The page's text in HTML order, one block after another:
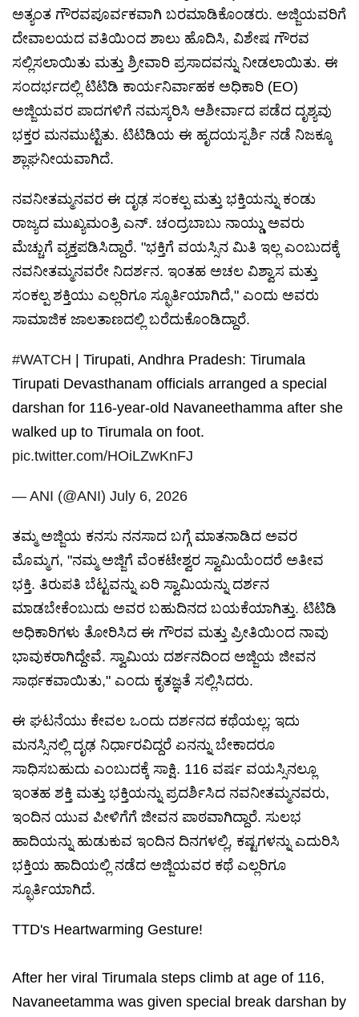
ಅತ್ಯಂತ ಗೌರವಪೂರ್ವಕವಾಗಿ ಬರಮಾಡಿಕೊಂಡರು. ಅಜ್ಜಿಯವರಿಗೆ
ದೇವಾಲಯದ ವತಿಯಿಂದ ಶಾಲು ಹೊದಿಸಿ, ವಿಶೇಷ ಗೌರವ
ಸಲ್ಲಿಸಲಾಯಿತು ಮತ್ತು ಶ್ರೀವಾರಿ ಪ್ರಸಾದವನ್ನು ನೀಡಲಾಯಿತು. ಈ
ಸಂದರ್ಭದಲ್ಲಿ ಟಿಟಿಡಿ ಕಾರ್ಯನಿರ್ವಾಹಕ ಅಧಿಕಾರಿ (EO)
ಅಜ್ಜಿಯವರ ಪಾದಗಳಿಗೆ ನಮಸ್ಕರಿಸಿ ಆಶೀರ್ವಾದ ಪಡೆದ ದೃಶ್ಯವು
ಭಕ್ತರ ಮನಮುಟ್ಟಿತು. ಟಿಟಿಡಿಯ ಈ ಹೃದಯಸ್ಪರ್ಶಿ ನಡೆ ನಿಜಕ್ಕೂ
ಶ್ಲಾಘನೀಯವಾಗಿದೆ.
ನವನೀತಮ್ಮನವರ ಈ ದೃಢ ಸಂಕಲ್ಪ ಮತ್ತು ಭಕ್ತಿಯನ್ನು ಕಂಡು
ರಾಜ್ಯದ ಮುಖ್ಯಮಂತ್ರಿ ಎನ್. ಚಂದ್ರಬಾಬು ನಾಯ್ಡು ಅವರು
ಮೆಚ್ಚುಗೆ ವ್ಯಕ್ತಪಡಿಸಿದ್ದಾರೆ. "ಭಕ್ತಿಗೆ ವಯಸ್ಸಿನ ಮಿತಿ ಇಲ್ಲ ಎಂಬುದಕ್ಕೆ
ನವನೀತಮ್ಮನವರೇ ನಿದರ್ಶನ. ಇಂತಹ ಅಚಲ ವಿಶ್ವಾಸ ಮತ್ತು
ಸಂಕಲ್ಪ ಶಕ್ತಿಯು ಎಲ್ಲರಿಗೂ ಸ್ಫೂರ್ತಿಯಾಗಿದೆ," ಎಂದು ಅವರು
ಸಾಮಾಜಿಕ ಜಾಲತಾಣದಲ್ಲಿ ಬರೆದುಕೊಂಡಿದ್ದಾರೆ.
#WATCH | Tirupati, Andhra Pradesh: Tirumala
Tirupati Devasthanam officials arranged a special
darshan for 116-year-old Navaneethamma after she
walked up to Tirumala on foot.
pic.twitter.com/HOiLZwKnFJ
— ANI (@ANI) July 6, 2026
ತಮ್ಮ ಅಜ್ಜಿಯ ಕನಸು ನನಸಾದ ಬಗ್ಗೆ ಮಾತನಾಡಿದ ಅವರ
ಮೊಮ್ಮಗ, "ನಮ್ಮ ಅಜ್ಜಿಗೆ ವೆಂಕಟೇಶ್ವರ ಸ್ವಾಮಿಯೆಂದರೆ ಅತೀವ
ಭಕ್ತಿ. ತಿರುಪತಿ ಬೆಟ್ಟವನ್ನು ಏರಿ ಸ್ವಾಮಿಯನ್ನು ದರ್ಶನ
ಮಾಡಬೇಕೆಂಬುದು ಅವರ ಬಹುದಿನದ ಬಯಕೆಯಾಗಿತ್ತು. ಟಿಟಿಡಿ
ಅಧಿಕಾರಿಗಳು ತೋರಿಸಿದ ಈ ಗೌರವ ಮತ್ತು ಪ್ರೀತಿಯಿಂದ ನಾವು
ಭಾವುಕರಾಗಿದ್ದೇವೆ. ಸ್ವಾಮಿಯ ದರ್ಶನದಿಂದ ಅಜ್ಜಿಯ ಜೀವನ
ಸಾರ್ಥಕವಾಯಿತು," ಎಂದು ಕೃತಜ್ಞತೆ ಸಲ್ಲಿಸಿದರು.
ಈ ಘಟನೆಯು ಕೇವಲ ಒಂದು ದರ್ಶನದ ಕಥೆಯಲ್ಲ; ಇದು
ಮನಸ್ಸಿನಲ್ಲಿ ದೃಢ ನಿರ್ಧಾರವಿದ್ದರೆ ಏನನ್ನು ಬೇಕಾದರೂ
ಸಾಧಿಸಬಹುದು ಎಂಬುದಕ್ಕೆ ಸಾಕ್ಷಿ. 116 ವರ್ಷ ವಯಸ್ಸಿನಲ್ಲೂ
ಇಂತಹ ಶಕ್ತಿ ಮತ್ತು ಭಕ್ತಿಯನ್ನು ಪ್ರದರ್ಶಿಸಿದ ನವನೀತಮ್ಮನವರು,
ಇಂದಿನ ಯುವ ಪೀಳಿಗೆಗೆ ಜೀವನ ಪಾಠವಾಗಿದ್ದಾರೆ. ಸುಲಭ
ಹಾದಿಯನ್ನು ಹುಡುಕುವ ಇಂದಿನ ದಿನಗಳಲ್ಲಿ, ಕಷ್ಟಗಳನ್ನು ಎದುರಿಸಿ
ಭಕ್ತಿಯ ಹಾದಿಯಲ್ಲಿ ನಡೆದ ಅಜ್ಜಿಯವರ ಕಥೆ ಎಲ್ಲರಿಗೂ
ಸ್ಫೂರ್ತಿಯಾಗಿದೆ.
TTD's Heartwarming Gesture!
After her viral Tirumala steps climb at age of 116,
Navaneetamma was given special break darshan by